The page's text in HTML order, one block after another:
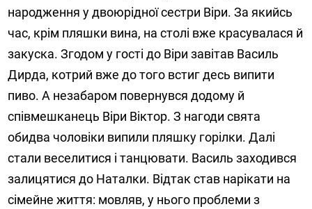
народження у двоюрідної сестри Віри. За якийсь
час, крім пляшки вина, на столі вже красувалася й
закуска. Згодом у гості до Віри завітав Василь
Дирда, котрий вже до того встиг десь випити
пиво. А незабаром повернувся додому й
співмешканець Віри Віктор. З нагоди свята
обидва чоловіки випили пляшку горілки. Далі
стали веселитися і танцювати. Василь заходився
залицятися до Наталки. Відтак став нарікати на
сімейне життя: мовляв, у нього проблеми з